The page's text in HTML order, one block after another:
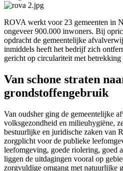
ROVA werkt voor 23 gemeenten in
ongeveer 900.000 inwoners. Bij
opdracht de gemeentelijke
inmiddels heeft het bedrijf zich
gericht op circulariteit met
Van schone straten
grondstoffengebruik
Van oudsher ging de gemeentelijke
volksgezondheid en milieuhygiëne,
bestuurlijke en juridische zaken van
zorgplicht voor de publieke
leefomgeving, goede riolering, goed
liggen de uitdagingen vooral op
zorgvuldige omgang met natuurlijke